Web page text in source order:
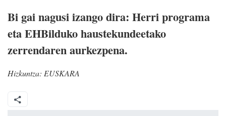
Bi gai nagusi izango dira: Herri programa
eta EHBilduko haustekundeetako
zerrendaren aurkezpena.
Hizkuntza: EUSKARA